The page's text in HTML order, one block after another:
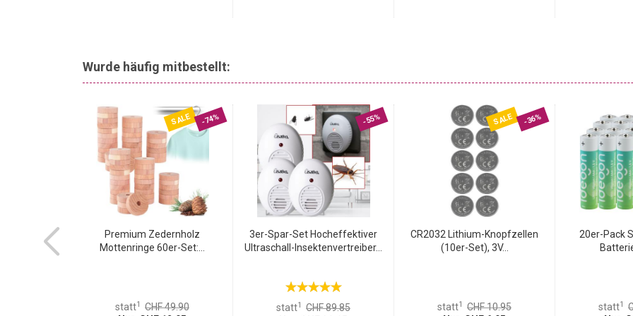
Wurde häufig mitbestellt:
SALE -74%
Premium Zedernholz
Mottenringe 60er-Set:...
statt1
CHF 49.90
-55%
3er-Spar-Set Hocheffektiver
Ultraschall-Insektenvertreiber...
statt1
CHF 89.85
SALE -36%
CR2032 Lithium-Knopfzellen
(10er-Set), 3V...
statt1
CHF 10.95
20er-Pack
statt1